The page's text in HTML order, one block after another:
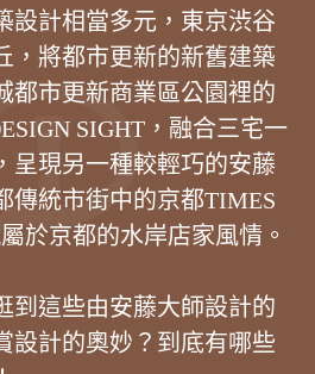
設計相當多元，東京渋谷
，將都市更新的新舊建築
都市更新商業區公園裡的
SIGHT，融合三宅一
呈現另一種較輕巧的安藤
傳統市街中的京都TIMES
於京都的水岸店家風情。
到這些由安藤大師設計的
設計的奧妙？到底有哪些